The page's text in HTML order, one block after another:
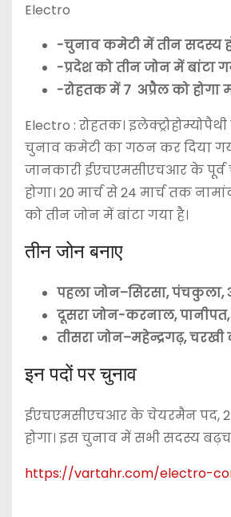
Electro
-चुनाव कमेटी में तीन सदस्य
-प्रदेश को तीन जोन में बांटा
-रोहतक में 7 अप्रैल को होगा
Electro : रोहतक।
चुनाव कमेटी का गठन कर दिया
जानकारी ईएचएमसीएचआर के पूर्व
होगा। 20 मार्च से 24 मार्च तक
को तीन जोन में बांटा गया है।
तीन जोन बनाए
पहला जोन–सिरसा, पंचकुला,
दूसरा जोन-करनाल, पानीपत,
तीसरा जोन–महेन्द्रगढ़, चरखी
इन पदों पर चुनाव
ईएचएमसीएचआर के चेयरमैन पद, 2
होगा। इस चुनाव में सभी सदस्य
https://vartahr.com/electro-